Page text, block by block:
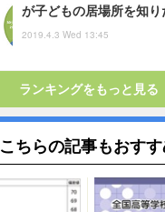
が子どもの居場所を知り
2019.4.3 Wed 13:45
ランキングをもっと見る
こちらの記事もおす